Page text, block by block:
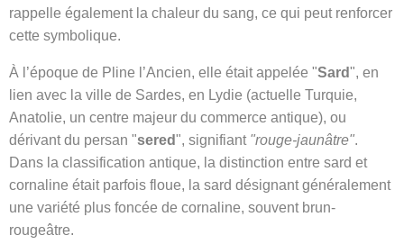
rappelle également la chaleur du sang, ce qui peut renforcer
cette symbolique.
À l’époque de Pline l’Ancien, elle était appelée "Sard", en
lien avec la ville de Sardes, en Lydie (actuelle Turquie,
Anatolie, un centre majeur du commerce antique), ou
dérivant du persan "sered", signifiant "rouge-jaunâtre".
Dans la classification antique, la distinction entre sard et
cornaline était parfois floue, la sard désignant généralement
une variété plus foncée de cornaline, souvent brun-
rougeâtre.